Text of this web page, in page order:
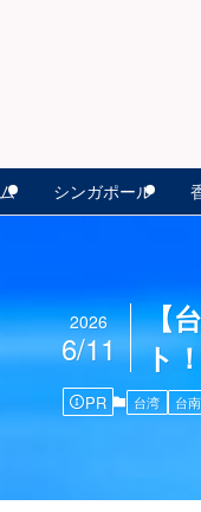
シンガポール
【
ト
2026
6/11
PR 台湾 台南